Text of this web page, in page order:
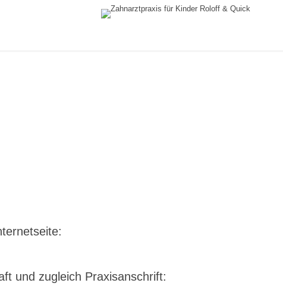
und zugleich Praxisanschrift: